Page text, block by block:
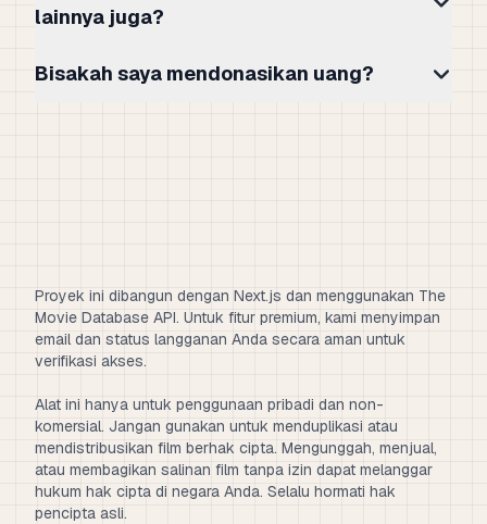
lainnya juga?
Bisakah saya mendonasikan uang?
Proyek ini dibangun dengan Next.js dan menggunakan The
Movie Database API. Untuk fitur premium, kami menyimpan
email dan status langganan Anda secara aman untuk
verifikasi akses.
Alat ini hanya untuk penggunaan pribadi dan non-
komersial. Jangan gunakan untuk menduplikasi atau
mendistribusikan film berhak cipta. Mengunggah, menjual,
atau membagikan salinan film tanpa izin dapat melanggar
hukum hak cipta di negara Anda. Selalu hormati hak
pencipta asli.